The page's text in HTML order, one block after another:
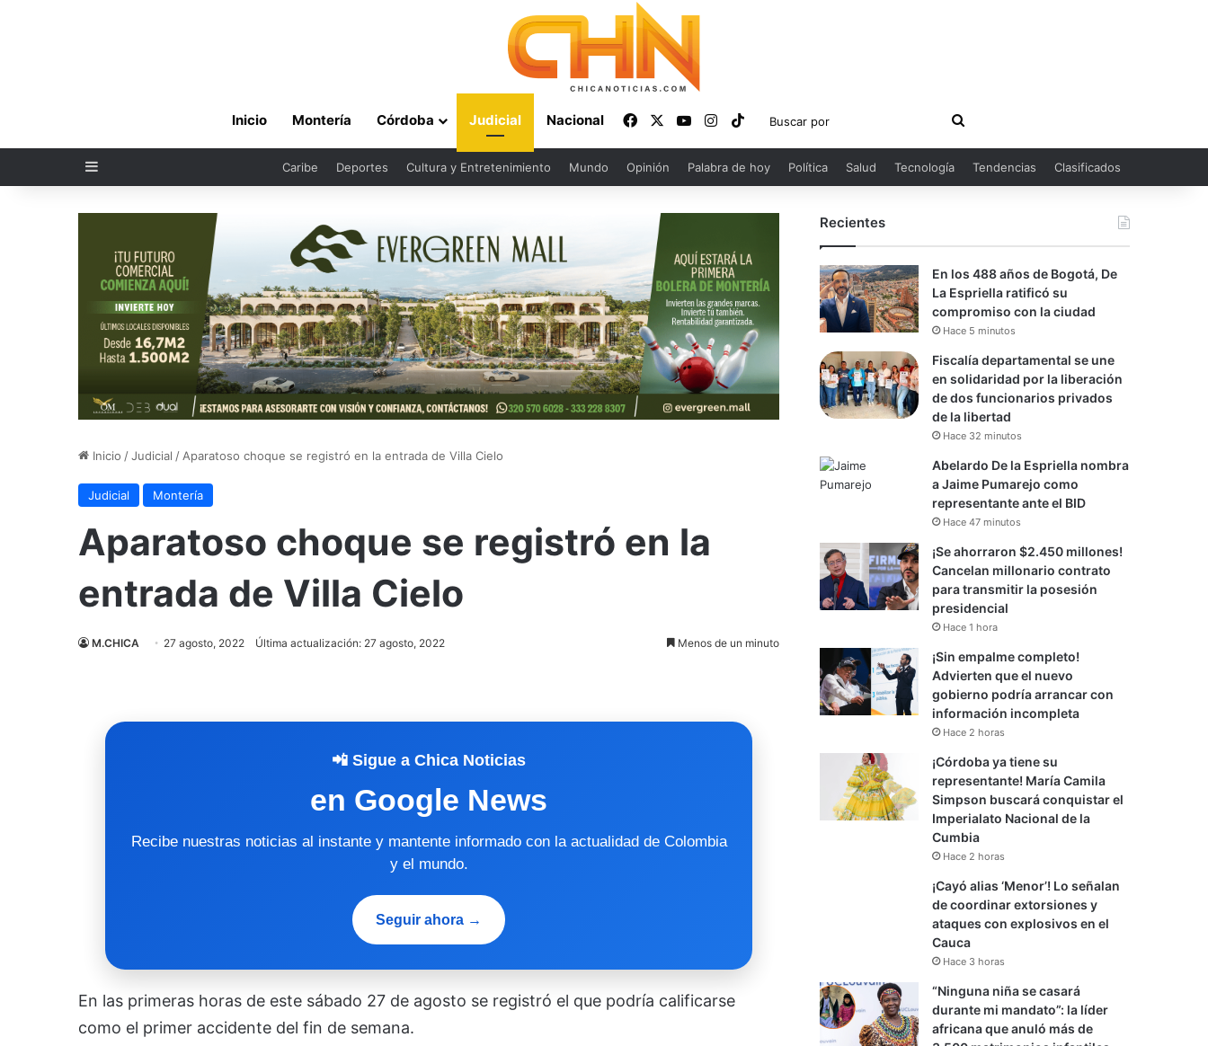
Inicio Montería Córdoba Judicial Nacional FacebookYouTubeInstagram
TikTok
Buscar
por
Sidebar Caribe Deportes Cultura y Entretenimiento Mundo Opinión Palabra de hoy Política Salud Tecnología Tendencias Clasificados
Inicio /Judicial / Aparatoso choque se registró en la entrada de Villa Cielo
Judicial Montería
Aparatoso choque se registró en la
entrada de Villa Cielo
M.CHICA 27 agosto, 2022 Última actualización: 27 agosto, 2022 Menos de un minuto
📲 Sigue a Chica Noticias
en Google News
Recibe nuestras noticias al instante y mantente informado con la actualidad de Colombia
y el mundo.
Seguir ahora →
En las primeras horas de este sábado 27 de agosto se registró el que podría calificarse
como el primer accidente del fin de semana.
Recientes
En los 488 años de Bogotá, De
La Espriella ratificó su
compromiso con la ciudad
Hace 5 minutos
Fiscalía departamental se une
en solidaridad por la liberación
de dos funcionarios privados
de la libertad
Hace 32 minutos
Abelardo De la Espriella nombra
a Jaime Pumarejo como
representante ante el BID
Hace 47 minutos
¡Se ahorraron $2.450 millones!
Cancelan millonario contrato
para transmitir la posesión
presidencial
Hace 1 hora
¡Sin empalme completo!
Advierten que el nuevo
gobierno podría arrancar con
información incompleta
Hace 2 horas
¡Córdoba ya tiene su
representante! María Camila
Simpson buscará conquistar el
Imperialato Nacional de la
Cumbia
Hace 2 horas
¡Cayó alias ‘Menor’! Lo señalan
de coordinar extorsiones y
ataques con explosivos en el
Cauca
Hace 3 horas
“Ninguna niña se casará
durante mi mandato”: la líder
africana que anuló más de